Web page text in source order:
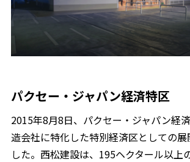
パクセー・ジャパン経済特区
2015年8月8日、パクセー・ジャパン経
造会社に特化した特別経済区としての
した。西松建設は、195ヘクタール以上